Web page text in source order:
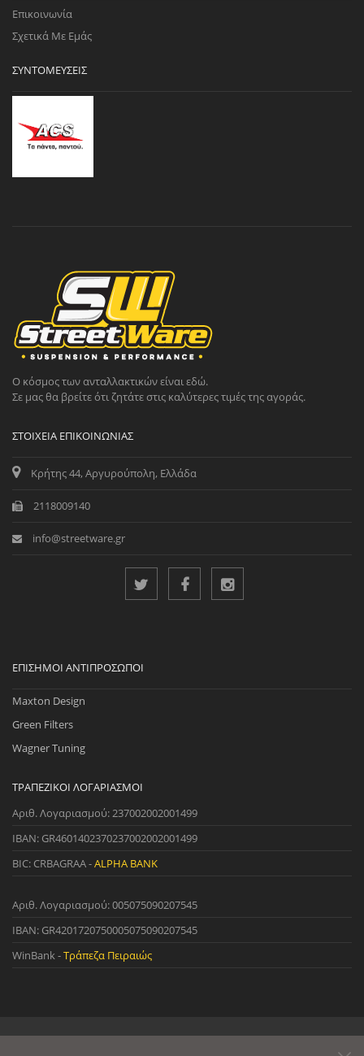
Επικοινωνία
Σχετικά Με Εμάς
ΣΥΝΤΟΜΕΎΣΕΙΣ
Ο κόσμος των ανταλλακτικών είναι εδώ.
Σε μας θα βρείτε ότι ζητάτε στις καλύτερες τιμές της αγοράς.
ΣΤΟΙΧΕΊΑ ΕΠΙΚΟΙΝΩΝΊΑΣ
Κρήτης 44, Αργυρούπολη, Ελλάδα
2118009140
info@streetware.gr
ΕΠΊΣΗΜΟΙ ΑΝΤΙΠΡΌΣΩΠΟΙ
Maxton Design
Green Filters
Wagner Tuning
ΤΡΑΠΕΖΙΚΟΊ ΛΟΓΑΡΙΑΣΜΟΊ
Αριθ. Λογαριασμού: 237002002001499
IBAN: GR4601402370237002002001499
BIC: CRBAGRAA -ALPHA BANK
Αριθ. Λογαριασμού: 005075090207545
IBAN: GR4201720750005075090207545
WinBank -Τράπεζα Πειραιώς
© 2022 StreetWare. All Rights Reserved. | Designed and Developedby